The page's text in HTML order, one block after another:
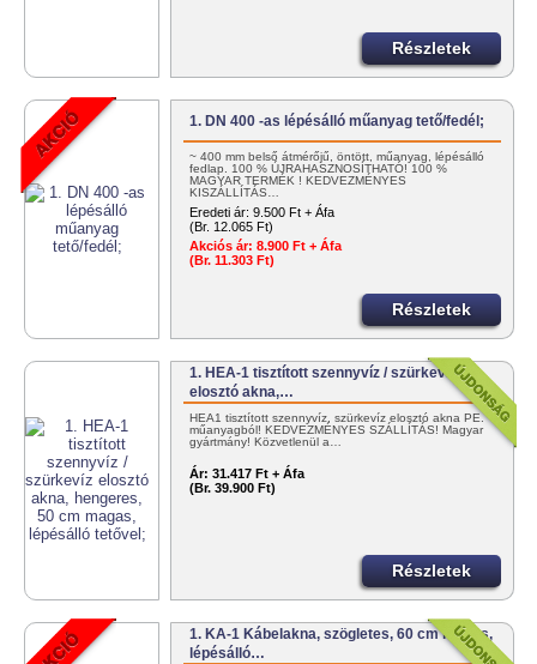
Részletek
1. DN 400 -as lépésálló műanyag tető/fedél;
~ 400 mm belső átmérőjű, öntött, műanyag, lépésálló
fedlap. 100 % ÚJRAHASZNOSÍTHATÓ! 100 %
MAGYAR TERMÉK ! KEDVEZMÉNYES
KISZÁLLÍTÁS…
Eredeti ár: 9.500 Ft + Áfa
(Br. 12.065 Ft)
Akciós ár: 8.900 Ft + Áfa
(Br. 11.303 Ft)
Részletek
1. HEA-1 tisztított szennyvíz / szürkevíz
elosztó akna,…
HEA1 tisztított szennyvíz, szürkevíz elosztó akna PE.
műanyagból! KEDVEZMÉNYES SZÁLLÍTÁS! Magyar
gyártmány! Közvetlenül a…
Ár: 31.417 Ft + Áfa
(Br. 39.900 Ft)
Részletek
1. KA-1 Kábelakna, szögletes, 60 cm magas,
lépésálló…